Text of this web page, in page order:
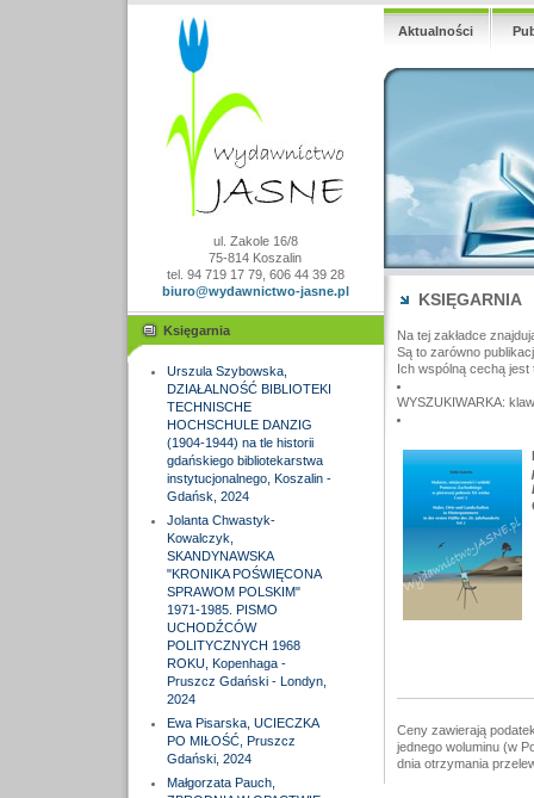
ul. Zakole 16/8
75-814 Koszalin
tel. 94 719 17 79, 606 44 39 28
biuro@wydawnictwo-jasne.pl
Księgarnia
Urszula Szybowska,
DZIAŁALNOŚĆ BIBLIOTEKI
TECHNISCHE
HOCHSCHULE DANZIG
(1904-1944) na tle historii
gdańskiego bibliotekarstwa
instytucjonalnego, Koszalin -
Gdańsk, 2024
Jolanta Chwastyk-
Kowalczyk,
SKANDYNAWSKA
"KRONIKA POŚWIĘCONA
SPRAWOM POLSKIM"
1971-1985. PISMO
UCHODŹCÓW
POLITYCZNYCH 1968
ROKU, Kopenhaga -
Pruszcz Gdański - Londyn,
2024
Ewa Pisarska, UCIECZKA
PO MIŁOŚĆ, Pruszcz
Gdański, 2024
Małgorzata Pauch,
Aktualności
KSIĘGARNIA
Na tej zakładce
Są to zarówno
Ich wspólną cechą
WYSZUKIWARKA:
Ceny zawierają
jednego woluminu (w
dnia otrzymania